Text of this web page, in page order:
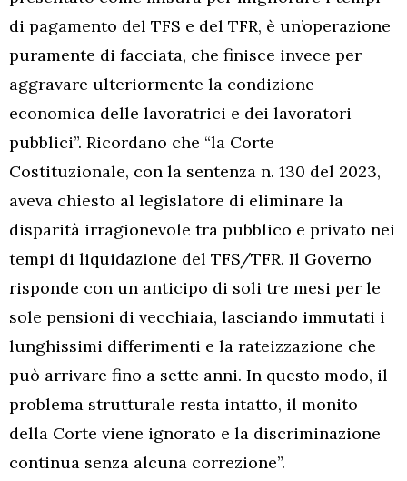
di pagamento del TFS e del TFR, è un’operazione
puramente di facciata, che finisce invece per
aggravare ulteriormente la condizione
economica delle lavoratrici e dei lavoratori
pubblici”. Ricordano che “la Corte
Costituzionale, con la sentenza n. 130 del 2023,
aveva chiesto al legislatore di eliminare la
disparità irragionevole tra pubblico e privato nei
tempi di liquidazione del TFS/TFR. Il Governo
risponde con un anticipo di soli tre mesi per le
sole pensioni di vecchiaia, lasciando immutati i
lunghissimi differimenti e la rateizzazione che
può arrivare fino a sette anni. In questo modo, il
problema strutturale resta intatto, il monito
della Corte viene ignorato e la discriminazione
continua senza alcuna correzione”.